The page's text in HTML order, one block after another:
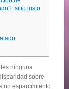
sitio justo
ninguna
sobre
un esparcimiento